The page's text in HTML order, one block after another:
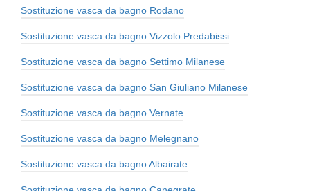
Sostituzione vasca da bagno Rodano
Sostituzione vasca da bagno Vizzolo Predabissi
Sostituzione vasca da bagno Settimo Milanese
Sostituzione vasca da bagno San Giuliano Milanese
Sostituzione vasca da bagno Vernate
Sostituzione vasca da bagno Melegnano
Sostituzione vasca da bagno Albairate